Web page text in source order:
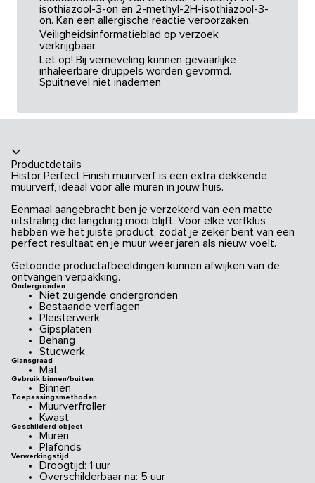
isothiazool-3-on en 2-methyl-2H-isothiazool-3-
on. Kan een allergische reactie veroorzaken.
Veiligheidsinformatieblad op verzoek
verkrijgbaar.
Let op! Bij verneveling kunnen gevaarlijke
inhaleerbare druppels worden gevormd.
Spuitnevel niet inademen
Productdetails
Histor Perfect Finish muurverf is een extra dekkende
muurverf, ideaal voor alle muren in jouw huis.
Eenmaal aangebracht ben je verzekerd van een matte
uitstraling die langdurig mooi blijft. Voor elke verfklus
hebben we het juiste product, zodat je zeker bent van een
perfect resultaat en je muur weer jaren als nieuw voelt.
Getoonde productafbeeldingen kunnen afwijken van de
ontvangen verpakking.
Ondergronden
Niet zuigende ondergronden
Bestaande verflagen
Pleisterwerk
Gipsplaten
Behang
Stucwerk
Glansgraad
Mat
Gebruik binnen/buiten
Binnen
Toepassingsmethoden
Muurverfroller
Kwast
Geschilderd object
Muren
Plafonds
Verwerkingstijd
Droogtijd: 1 uur
Overschilderbaar na: 5 uur